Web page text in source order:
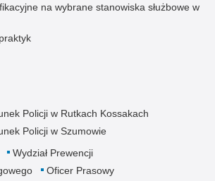
na wybrane stanowiska służbowe w
Policji w Rutkach Kossakach
Policji w Szumowie
Wydział Prewencji
Oficer Prasowy